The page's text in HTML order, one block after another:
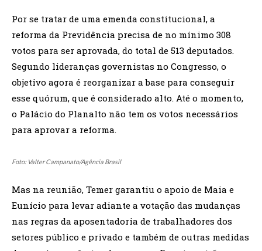
Por se tratar de uma emenda constitucional, a
reforma da Previdência precisa de no mínimo 308
votos para ser aprovada, do total de 513 deputados.
Segundo lideranças governistas no Congresso, o
objetivo agora é reorganizar a base para conseguir
esse quórum, que é considerado alto. Até o momento,
o Palácio do Planalto não tem os votos necessários
para aprovar a reforma.
Foto: Valter Campanato/Agência Brasil
Mas na reunião, Temer garantiu o apoio de Maia e
Eunício para levar adiante a votação das mudanças
nas regras da aposentadoria de trabalhadores dos
setores público e privado e também de outras medidas